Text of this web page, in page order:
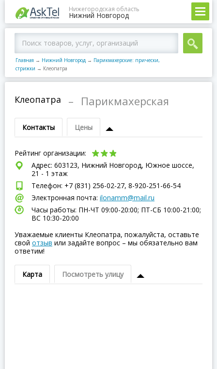
Нижегородская область
Нижний Новгород
Главная → Нижний Новгород → Парикмахерские: прически,
стрижки → Клеопатра
Клеопатра – Парикмахерская
Контакты Цены
Рейтинг организации:
Адрес: 603123, Нижний Новгород, Южное шоссе,
21 - 1 этаж
Телефон: +7 (831) 256-02-27, 8-920-251-66-54
Электронная почта: ilonamm@mail.ru
Часы работы: ПН-ЧТ 09:00-20:00; ПТ-СБ 10:00-21:00;
ВC 10:30-20:00
Уважаемые клиенты Клеопатра, пожалуйста, оставьте
свой отзыв или задайте вопрос – мы обязательно вам
ответим!
Карта Посмотреть улицу